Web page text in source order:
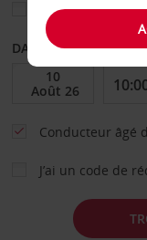
Sélectionnez
DATE DE DÉBUT
Conducteur âgé
J’ai un code de